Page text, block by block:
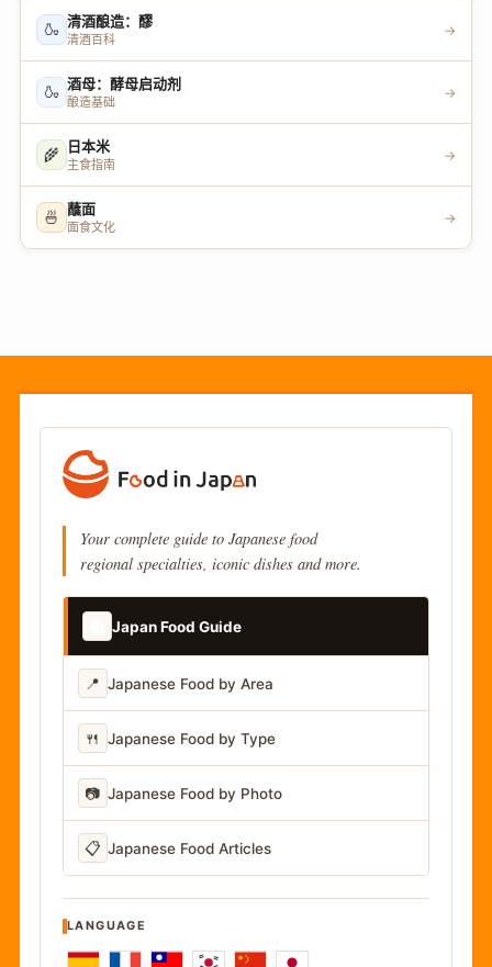
🍶 清酒酿造：醪
清酒百科
→
🍶 酒母：酵母启动剂
酿造基础
→
🌾 日本米
主食指南
→
🍜 蘸面
面食文化
→
Your complete guide to Japanese food
regional specialties, iconic dishes and more.
Japan Food Guide
📍 Japanese Food by Area
🍴 Japanese Food by Type
📷 Japanese Food by Photo
📋 Japanese Food Articles
LANGUAGE